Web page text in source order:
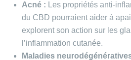
Acné : Les propriétés anti-
du CBD pourraient aider à
explorent son action sur les
l’inflammation cutanée.
Maladies